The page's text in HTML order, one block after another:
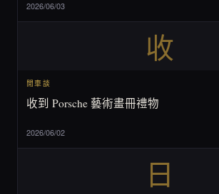
2026/06/03
收
閒車談
收到 Porsche 藝術畫冊禮物
2026/06/02
日